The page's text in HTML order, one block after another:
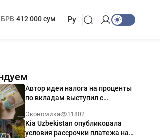
БРВ 412 000 сум Ру
Автор идеи налога на проценты
по вкладам выступил с
Экономика 11802
Kia Uzbekistan опубликовала
условия рассрочки платежа на